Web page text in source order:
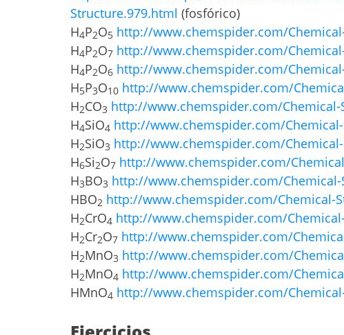
Structure.979.html (fosfórico)
H4P2O5 http://www.chemspider.com/
H4P2O7 http://www.chemspider.com/
H4P2O6 http://www.chemspider.com/
H5P3O10 http://www.chemspider.com/
H2CO3 http://www.chemspider.com/Chemical-
H4SiO4 http://www.chemspider.com/
H2SiO3 http://www.chemspider.com/
H6Si2O7 http://www.chemspider.com/
H3BO3 http://www.chemspider.com/
HBO2 http://www.chemspider.com/Chemical-
H2CrO4 http://www.chemspider.com/
H2Cr2O7 http://www.chemspider.com/
H2MnO3 http://www.chemspider.com/
H2MnO4 http://www.chemspider.com/
HMnO4 http://www.chemspider.com/